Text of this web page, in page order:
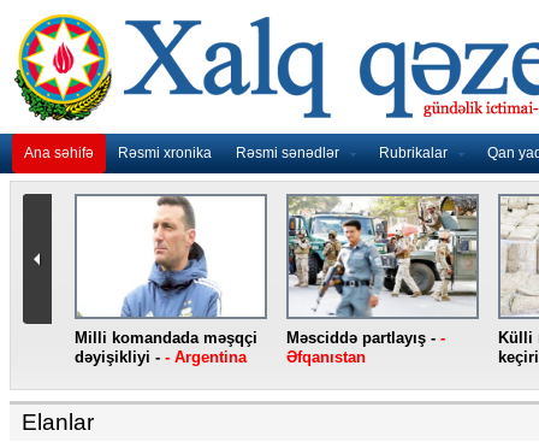
Ana səhifə Rəsmi xronika Rəsmi sənədlər Rubrikalar Qan
Milli komandada məşqçi
dəyişikliyi - - Argentina
Məsciddə partlayış - -
Əfqanıstan
Külli
Elanlar